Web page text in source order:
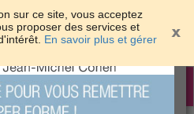
sur ce site, vous acceptez
proposer des services et
En savoir plus et gérer
×